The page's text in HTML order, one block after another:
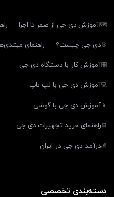
🗺️آموزش دی جی از صفر تا اجرا —
🎯دی جی چیست؟ — راهنمای
🎛️آموزش کار با دستگاه دی جی
💻آموزش دی جی با لپ تاپ
📱آموزش دی جی با گوشی
🛒راهنمای خرید تجهیزات دی جی
💰درآمد دی جی در ایران
دسته‌بندی تخصصی